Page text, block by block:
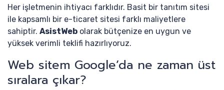
Her işletmenin ihtiyacı farklıdır. Basit bir tanıtım sitesi
ile kapsamlı bir e-ticaret sitesi farklı maliyetlere
sahiptir. AsistWeb olarak bütçenize en uygun ve
yüksek verimli teklifi hazırlıyoruz.
Web sitem Google’da ne zaman üst
sıralara çıkar?